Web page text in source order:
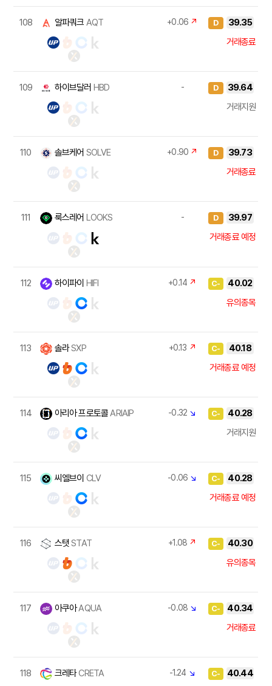
108 알파쿼크 AQT +0.06 ↗ D
39.35
거래종료
109 하이브달러 HBD - D
39.64
거래지원
110 솔브케어 SOLVE +0.90 ↗ D
39.73
거래종료
111 룩스레어 LOOKS - D
39.97
거래종료 예정
112 하이파이 HIFI +0.14 ↗ C-
40.02
유의종목
113 솔라SXP +0.13 ↗ C-
40.18
거래종료 예정
114 아리아 프로토콜ARIAIP -0.32 ↘ C-
40.28
거래지원
115 씨엘브이 CLV -0.06 ↘ C-
40.28
거래종료 예정
116 스탯STAT +1.08 ↗ C-
40.30
유의종목
117 아쿠아AQUA -0.08 ↘ C-
40.34
거래종료
118 크레타CRETA -1.24 ↘ C-
40.44